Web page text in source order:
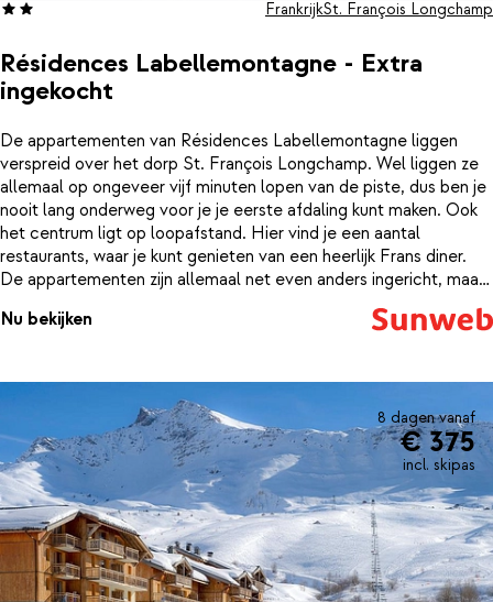
Résidences Labellemontagne - Extra
ingekocht
FrankrijkSt. François Longchamp
De appartementen van Résidences Labellemontagne liggen
verspreid over het dorp St. François Longchamp. Wel liggen ze
allemaal op ongeveer vijf minuten lopen van de piste, dus ben je
nooit lang onderweg voor je je eerste afdaling kunt maken. Ook
het centrum ligt op loopafstand. Hier vind je een aantal
restaurants, waar je kunt genieten van een heerlijk Frans diner.
De appartementen zijn allemaal net even anders ingericht, maar
zorgen allemaal voor een comfortabel verblijf. Ben je dus op
zoek naar een voordelig appartement met een gunstige ligging in
Nu bekijken
8 dagen vanaf
€ 375
incl. skipas